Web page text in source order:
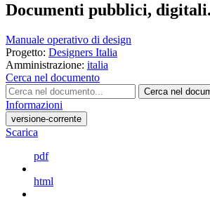
Documenti pubblici, digitali.
Manuale operativo di design
Progetto: Designers Italia
Amministrazione: italia
Cerca nel documento
Cerca nel
Informazioni
versione-corrente
Scarica
pdf
html